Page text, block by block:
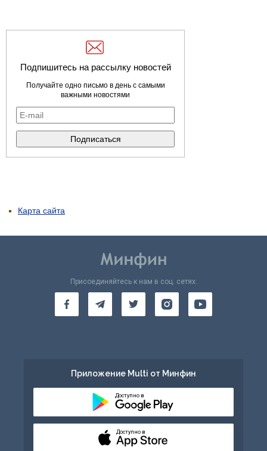
Подпишитесь на рассылку новостей
Получайте одно письмо в день с самыми
важными новостями
Карта сайта
Присоединяйтесь к нам в соц. сетях:
Приложение Multi от Минфин
Доступно в
Доступно в